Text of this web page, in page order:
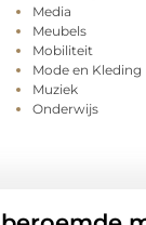
Media
Meubels
Mobiliteit
Mode en Kleding
Muziek
Onderwijs